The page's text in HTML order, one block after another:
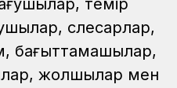
темір
слесарлар,
бағыттамашылар,
жолшылар мен